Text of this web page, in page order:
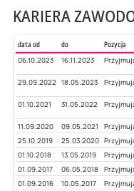
KARIERA
data od do Pozycja
06.10.2023
16.11.2023
29.09.2022 18.05.2023
01.10.2021 31.05.2022
11.09.2020 09.05.2021
25.10.2019 25.03.2020
01.10.2018 13.05.2019
01.09.2017 06.05.2018
01.09.2016 10.05.2017